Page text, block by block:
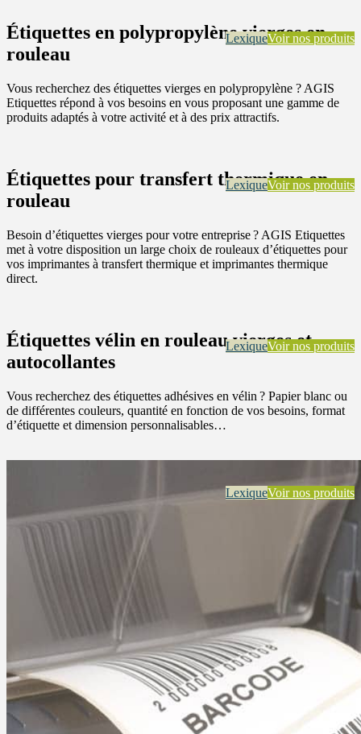
LexiqueVoir nos produits
Étiquettes en polypropylène vierges en
rouleau
Vous recherchez des étiquettes vierges en polypropylène ? AGIS
Etiquettes répond à vos besoins en vous proposant une gamme de
produits adaptés à votre activité et à des prix attractifs.
LexiqueVoir nos produits
Étiquettes pour transfert thermique en
rouleau
Besoin d’étiquettes vierges pour votre entreprise ? AGIS Etiquettes
met à votre disposition un large choix de rouleaux d’étiquettes pour
vos imprimantes à transfert thermique et imprimantes thermique
direct.
LexiqueVoir nos produits
Étiquettes vélin en rouleau vierges et
autocollantes
Vous recherchez des étiquettes adhésives en vélin ? Papier blanc ou
de différentes couleurs, quantité en fonction de vos besoins, format
d’étiquette et dimension personnalisables…
LexiqueVoir nos produits